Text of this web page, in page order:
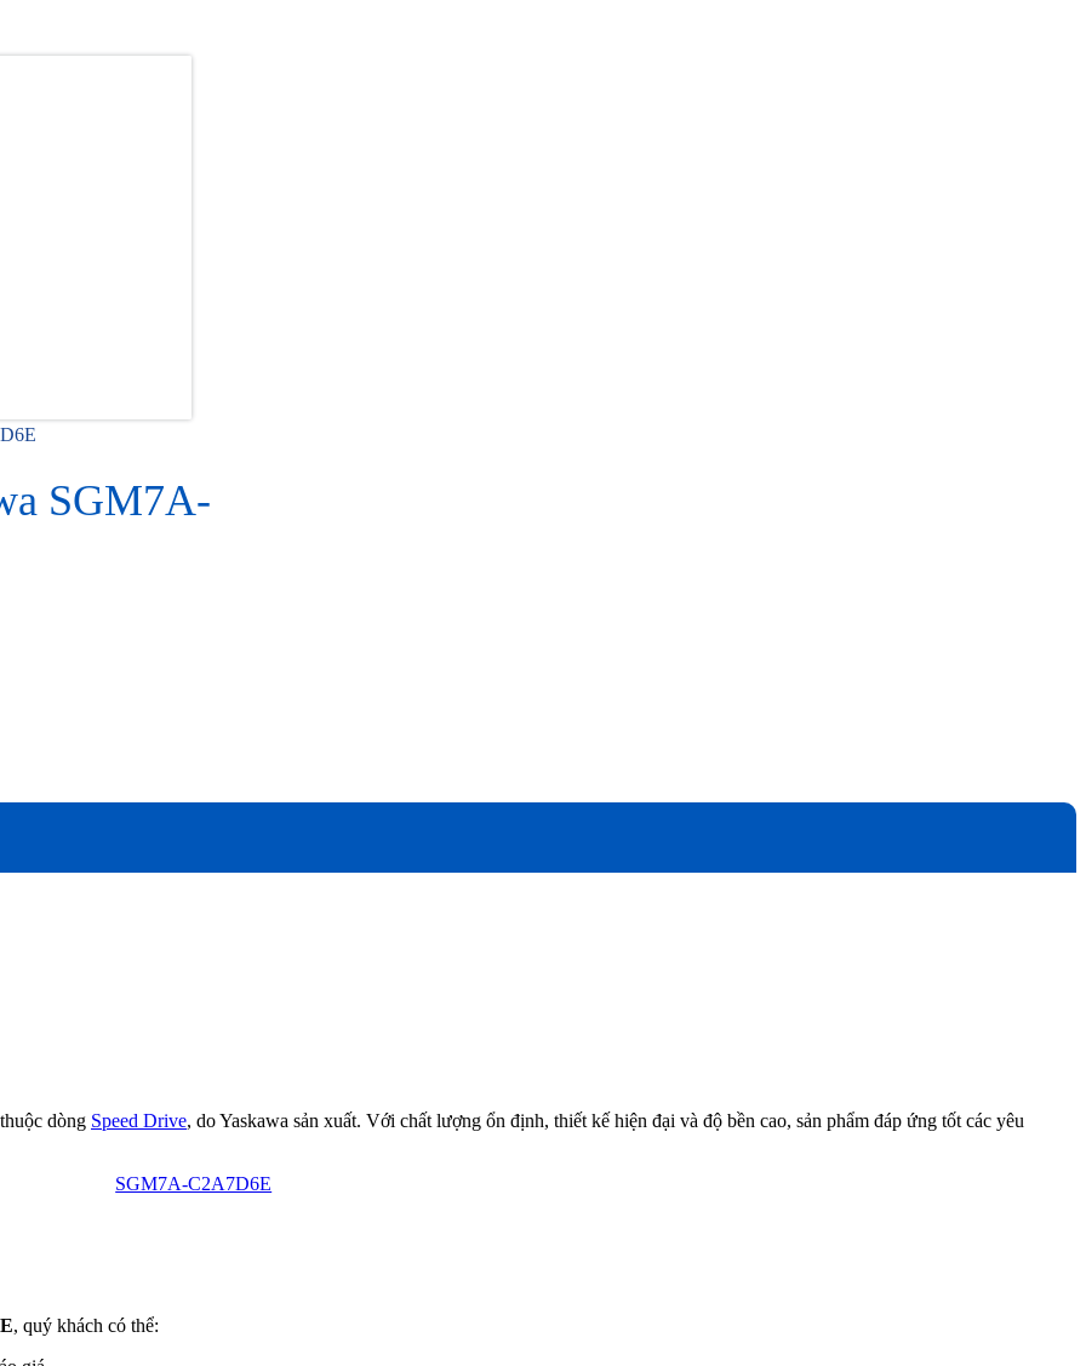
SGM7A-
dòng Speed Drive, do Yaskawa sản xuất. Với chất lượng ổn định, thiết kế hiện đại và độ bền cao, sản phẩm đáp ứng tốt các yêu
SGM7A-C2A7D6E
, quý khách có thể: